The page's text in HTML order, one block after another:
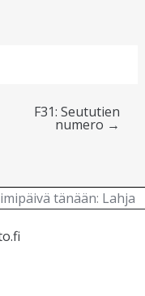
F31: Seututien
numero →
tänään: Lahja